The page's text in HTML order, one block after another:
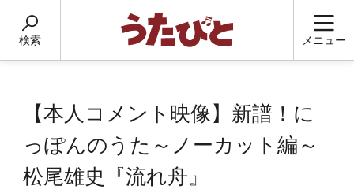
検索 メニュー
【本人コメント映像】新譜！に
っぽんのうた～ノーカット編～
松尾雄史『流れ舟』